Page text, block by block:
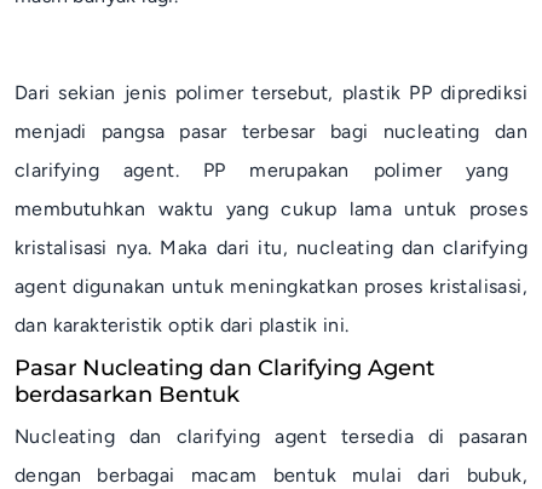
Dari sekian jenis polimer tersebut, plastik PP diprediksi
menjadi pangsa pasar terbesar bagi nucleating dan
clarifying agent. PP merupakan polimer yang
membutuhkan waktu yang cukup lama untuk proses
kristalisasi nya. Maka dari itu, nucleating dan clarifying
agentdigunakan untuk meningkatkan proses kristalisasi,
dan karakteristik optik dari plastik ini.
Pasar Nucleating dan Clarifying Agent
berdasarkan Bentuk
Nucleating dan clarifying agent tersedia di pasaran
dengan berbagai macam bentuk mulai dari bubuk,